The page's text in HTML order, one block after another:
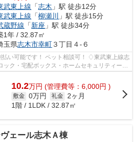
武東上線 「志木 」駅 徒歩12分
武東上線 「柳瀬川 」駅 徒歩15分
蔵野線 「新座 」駅 徒歩34分
1年 / 32.87㎡
玉県志木市幸町３丁目４-６
払い可能です！ ペット相談可！ ♢東武東上線志
ク・宅配ボックス・ホームセキュリティー
10.2万円 (管理費等：6,000円 )
敷金 0万円 礼金
2ヶ月
1階 / 1LDK / 32.87㎡
ェール志木Ａ棟